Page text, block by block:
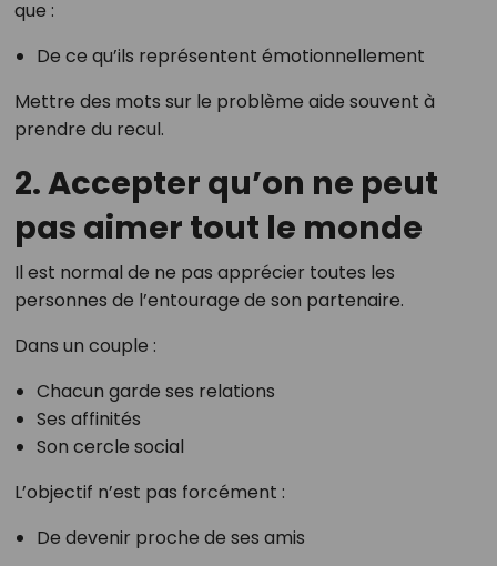
que :
De ce qu’ils représentent émotionnellement
Mettre des mots sur le problème aide souvent à
prendre du recul.
2. Accepter qu’on ne peut
pas aimer tout le monde
Il est normal de ne pas apprécier toutes les
personnes de l’entourage de son partenaire.
Dans un couple :
Chacun garde ses relations
Ses affinités
Son cercle social
L’objectif n’est pas forcément :
De devenir proche de ses amis